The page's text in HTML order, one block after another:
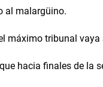
al malargüino.
máximo tribunal
hacia finales de la